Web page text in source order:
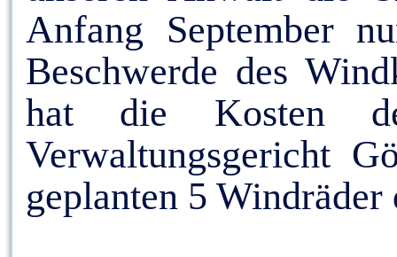
Anfang September
Beschwerde des
hat die Kosten
Verwaltungsgericht
geplanten 5